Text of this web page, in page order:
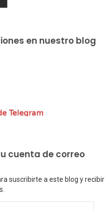
en nuestro blog
cuenta de correo
suscribirte a este blog y recibir